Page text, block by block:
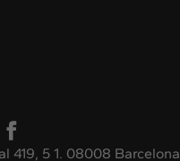
419, 5 1. 08008 Barcelona